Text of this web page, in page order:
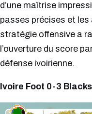
d’une maîtrise
passes précises et
stratégie offensive a
l’ouverture du score
défense ivoirienne.
Ivoire Foot 0-3